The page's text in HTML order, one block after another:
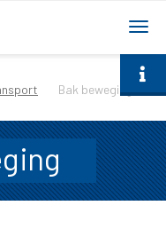
Bak beweging